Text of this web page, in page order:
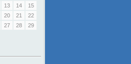
13 14
15
20 21
22
27 28
29